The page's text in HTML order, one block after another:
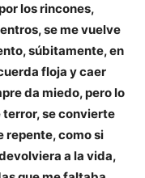
los rincones,
se me vuelve
súbitamente, en
floja y caer
da miedo, pero lo
terror, se convierte
repente, como si
a la vida,